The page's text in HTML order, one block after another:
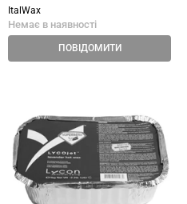
ItalWax
Немає в наявності
ПОВІДОМИТИ